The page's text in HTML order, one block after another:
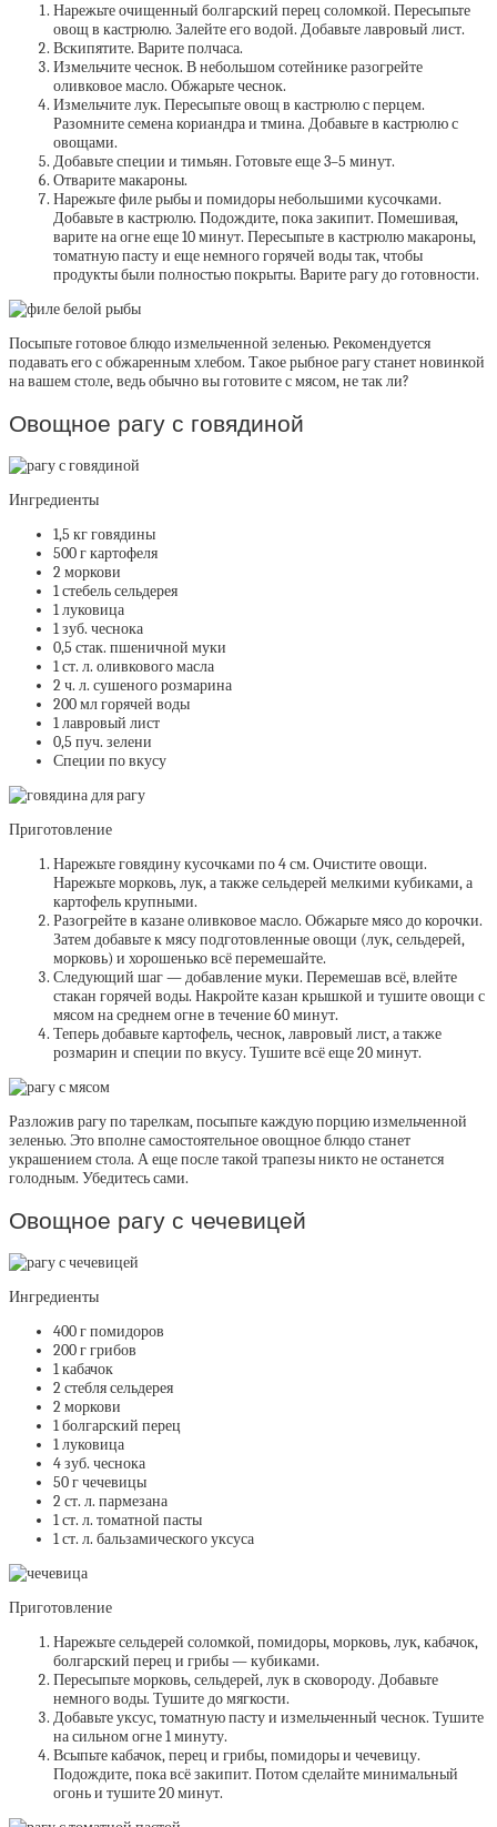
Нарежьте очищенный болгарский перец соломкой. Пересыпьте
овощ в кастрюлю. Залейте его водой. Добавьте лавровый лист.
Вскипятите. Варите полчаса.
Измельчите чеснок. В небольшом сотейнике разогрейте
оливковое масло. Обжарьте чеснок.
Измельчите лук. Пересыпьте овощ в кастрюлю с перцем.
Разомните семена кориандра и тмина. Добавьте в кастрюлю с
овощами.
Добавьте специи и тимьян. Готовьте еще 3–5 минут.
Отварите макароны.
Нарежьте филе рыбы и помидоры небольшими кусочками.
Добавьте в кастрюлю. Подождите, пока закипит. Помешивая,
варите на огне еще 10 минут. Пересыпьте в кастрюлю макароны,
томатную пасту и еще немного горячей воды так, чтобы
продукты были полностью покрыты. Варите рагу до готовности.
Посыпьте готовое блюдо измельченной зеленью. Рекомендуется
подавать его с обжаренным хлебом. Такоерыбное рагустанет новинкой
на вашем столе, ведь обычно вы готовите с мясом, не так ли?
Овощное рагу с говядиной
Ингредиенты
1,5 кг говядины
500 г картофеля
2 моркови
1 стебель сельдерея
1 луковица
1 зуб. чеснока
0,5 стак. пшеничной муки
1 ст. л. оливкового масла
2 ч. л. сушеного розмарина
200 мл горячей воды
1 лавровый лист
0,5 пуч. зелени
Специи по вкусу
Приготовление
Нарежьте говядину кусочками по 4 см. Очистите овощи.
Нарежьте морковь, лук, а также сельдерей мелкими кубиками, а
картофель крупными.
Разогрейте в казане оливковое масло. Обжарьте мясо до корочки.
Затем добавьте к мясу подготовленные овощи (лук, сельдерей,
морковь) и хорошенько всё перемешайте.
Следующий шаг — добавление муки. Перемешав всё, влейте
стакан горячей воды. Накройте казан крышкой и тушите овощи с
мясом на среднем огне в течение 60 минут.
Теперь добавьте картофель, чеснок, лавровый лист, а также
розмарин и специи по вкусу. Тушите всё еще 20 минут.
Разложив рагу по тарелкам, посыпьте каждую порцию измельченной
зеленью. Это вполнесамостоятельное овощное блюдостанет
украшением стола. А еще после такой трапезы никто не останется
голодным. Убедитесь сами.
Овощное рагу с чечевицей
Ингредиенты
400 г помидоров
200 г грибов
1 кабачок
2 стебля сельдерея
2 моркови
1 болгарский перец
1 луковица
4 зуб. чеснока
50 г чечевицы
2 ст. л. пармезана
1 ст. л. томатной пасты
1 ст. л. бальзамического уксуса
Приготовление
Нарежьте сельдерей соломкой, помидоры, морковь, лук, кабачок,
болгарский перец и грибы — кубиками.
Пересыпьте морковь, сельдерей, лук в сковороду. Добавьте
немного воды. Тушите до мягкости.
Добавьте уксус, томатную пасту и измельченный чеснок. Тушите
на сильном огне 1 минуту.
Всыпьте кабачок, перец и грибы, помидоры и чечевицу.
Подождите, пока всё закипит. Потом сделайте минимальный
огонь и тушите 20 минут.